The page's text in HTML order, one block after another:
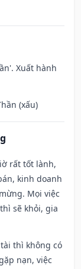
Xuất hành
(xấu)
rất tốt lành,
kinh doanh
Mọi việc
sẽ khỏi, gia
tài thì không có
nạn, việc